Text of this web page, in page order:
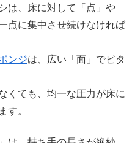
は、床に対して「点」や
点に集中させ続けなければ
ンジは、広い「面」でピタ
くても、均一な圧力が床に
す。